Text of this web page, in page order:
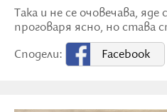
Така и не се очовечава, яде
проговаря ясно, но става
Сподели:
Facebook